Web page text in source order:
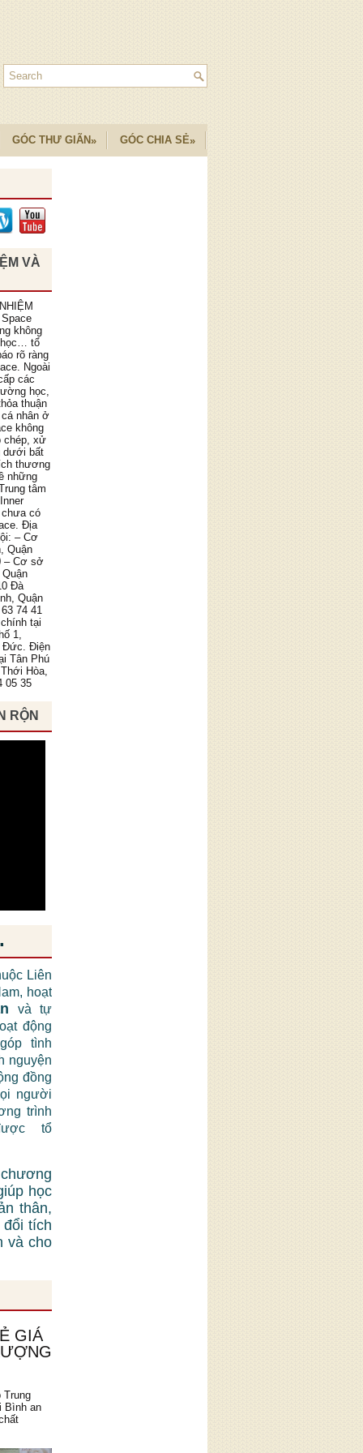
GÓC THƯ GIÃN» GÓC CHIA SẺ»
VÀ
không
học… tổ
rõ ràng
Ngoài
các
học,
thuận
cá nhân ở
không
chép, xử
dưới bất
thương
những
tâm
có
Địa
– Cơ
Quận
– Cơ sở
Đà
Quận
74 41
tại
1,
Đức. Điện
Tân Phú
Hòa,
05 35
RỘN
Liên
hoạt
và tự
động
tình
nguyện
đồng
người
trình
tổ
học
thân,
tích
và cho
GIÁ
Trung
Bình an